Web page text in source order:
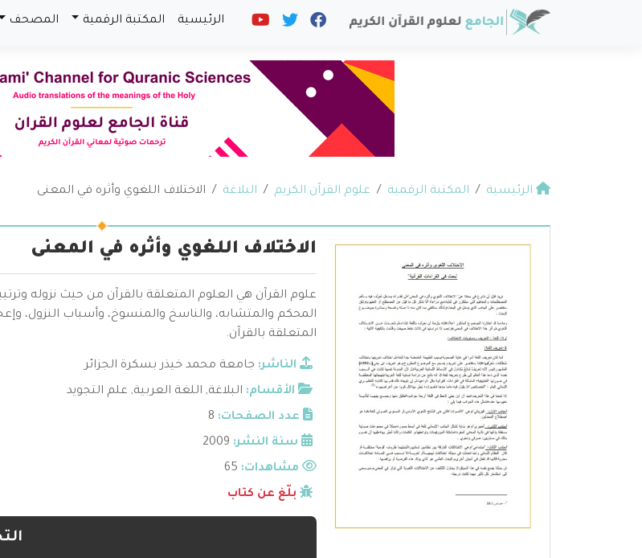
الرئيسية المكتبة الرقمية المصحف
الرئيسية المكتبة الرقمية علوم القرآن الكريم البلاغة الاختلاف اللغوي وأثره في المعنى
الاختلاف اللغوي وأثره في المعنى
علوم القرآن هي العلوم المتعلقة بالقرآن من حيث نزوله
المحكم والمتشابه، والناسخ والمنسوخ، وأسباب النزول،
المتعلقة بالقرآن.
الناشر: جامعة محمد خيذر بسكرة الجزائر
الأقسام: البلاغة, اللغة العربية, علم التجويد
عدد الصفحات: 8
سنة النشر: 2009
مشاهدات:
بلّغ عن كتاب